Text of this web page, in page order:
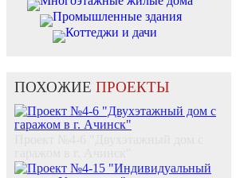
Промышленные здания
Коттеджи и дачи
ПОХОЖИЕ ПРОЕКТЫ